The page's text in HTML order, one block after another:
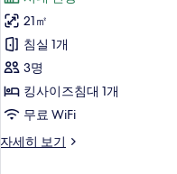
진
모
두
보
기
대
개
(Superior)
자
세
히
기
리
어
룸,
킹
사
즈
21㎡
침실 1개
3명
킹사이즈침대 1개
무료 WiFi
자세히 보기
슈